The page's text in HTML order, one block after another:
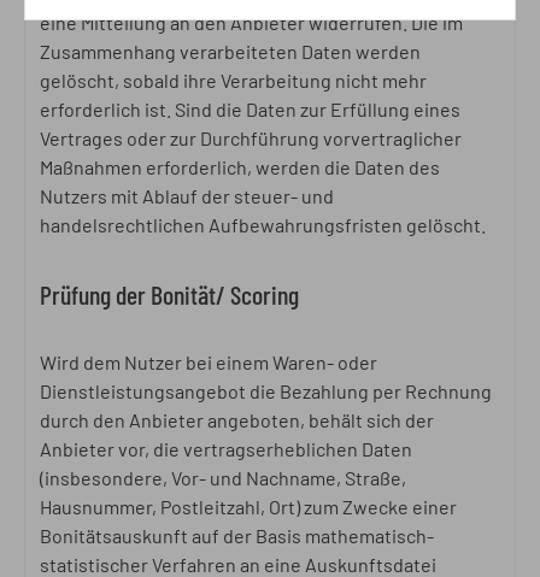
eine Mitteilung an den Anbieter widerrufen. Die im
Zusammenhang verarbeiteten Daten werden
gelöscht, sobald ihre Verarbeitung nicht mehr
erforderlich ist. Sind die Daten zur Erfüllung eines
Vertrages oder zur Durchführung vorvertraglicher
Maßnahmen erforderlich, werden die Daten des
Nutzers mit Ablauf der steuer- und
handelsrechtlichen Aufbewahrungsfristen gelöscht.
Prüfung der Bonität/ Scoring
Wird dem Nutzer bei einem Waren- oder
Dienstleistungsangebot die Bezahlung per Rechnung
durch den Anbieter angeboten, behält sich der
Anbieter vor, die vertragserheblichen Daten
(insbesondere, Vor- und Nachname, Straße,
Hausnummer, Postleitzahl, Ort) zum Zwecke einer
Bonitätsauskunft auf der Basis mathematisch-
statistischer Verfahren an eine Auskunftsdatei